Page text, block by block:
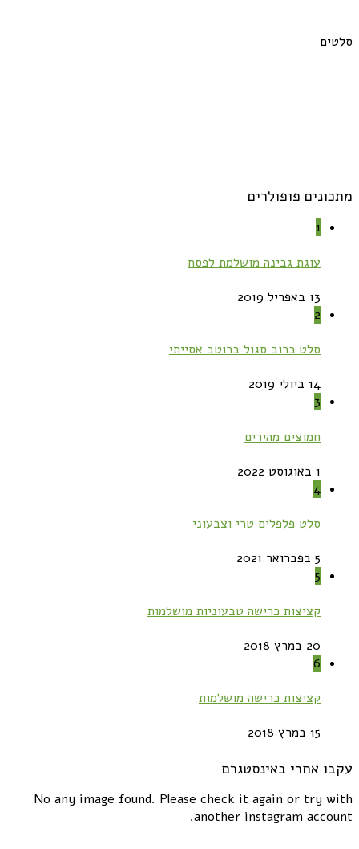
סלטים
מתכונים פופולרים
1
עוגת גבינה מושלמת לפסח
13 באפריל 2019
2
סלט כרוב סגול ברוטב אסייתי
14 ביולי 2019
3
חמוצים מהירים
1 באוגוסט 2022
4
סלט פלפלים טרי וצבעוני
5 בפברואר 2021
5
קציצות כרישה טבעוניות מושלמות
20 במרץ 2018
6
קציצות כרישה מושלמות
15 במרץ 2018
עקבו אחרי באינסטגרם
No any image found. Please check it again or try with
another instagram account.